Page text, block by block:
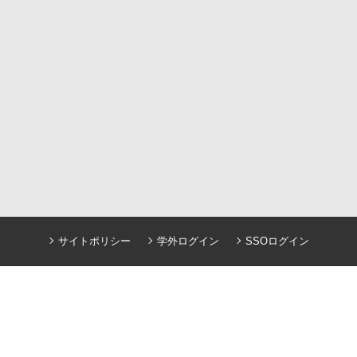
サイトポリシー 学外ログイン SSOログイン